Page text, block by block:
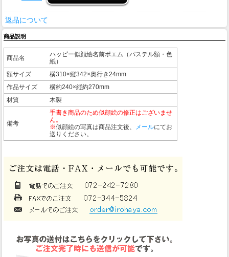
返品について
商品説明
商品名
ハッピー似顔絵名前ポエム（パステル額・色
紙）
額サイズ
横310×縦342×奥行き24mm
作品サイズ
横約240×縦約270mm
材質
木製
備考
手書き商品のため似顔絵の修正はございませ
ん。
※似顔絵の写真は商品注文後、 メールにてお
送りください。